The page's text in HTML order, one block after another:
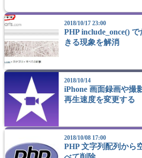
2018/10/17 23:00
PHP include_once()
きる現象を解消
2018/10/14
iPhone 画面録画や撮
再生速度を変更する
2018/10/08 17:00
PHP 文字列配列から